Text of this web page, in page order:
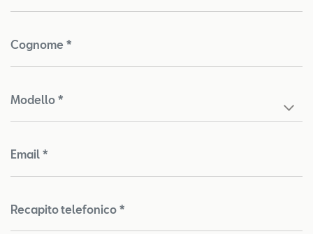
Cognome *
Modello *
Email *
Recapito telefonico *